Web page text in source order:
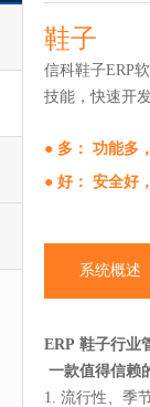
鞋子
信科鞋子ERP
技能，快速开
● 多： 功能多
● 好： 安全好
系统概述
ERP 鞋子行业
一款值得信赖
1. 流行性、季